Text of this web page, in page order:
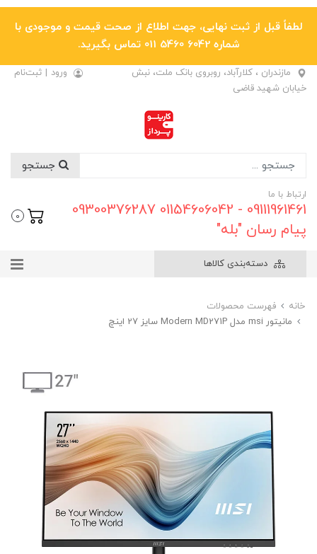
لطفاً قبل از ثبت نهایی، جهت اطلاع از صحت قیمت و موجودی با
شماره 6042 5460 011 تماس بگیرید.
مازندران ، کلارآباد، روبروی بانک ملت، نبش
خیابان شهید قاضی
ورود | ثبت‌نام
ارتباط با ما
09111961461 - 01154606042 09300376287
پیام رسان "بله"
0
دسته‌بندی کالاها
خانه
فهرست محصولات
مانیتور msi مدل Modern MD271P سایز 27 اینچ